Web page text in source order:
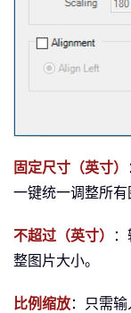
固定尺寸（英寸）
一键统一调整所有
不超过（英寸）
整图片大小。
比例缩放：只需